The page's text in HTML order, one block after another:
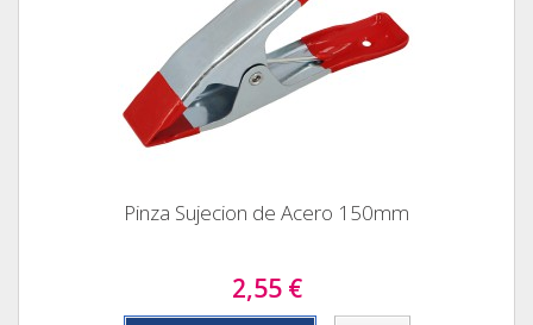
Pinza Sujecion de Acero 150mm
2,55 €